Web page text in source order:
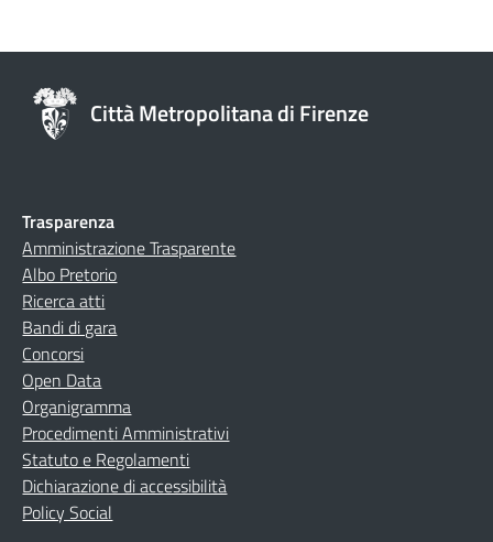
Città Metropolitana di Firenze
Trasparenza
Amministrazione Trasparente
Albo Pretorio
Ricerca atti
Bandi di gara
Concorsi
Open Data
Organigramma
Procedimenti Amministrativi
Statuto e Regolamenti
Dichiarazione di accessibilità
Policy Social